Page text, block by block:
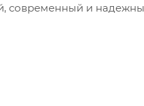
современный и
бюро. На Юге